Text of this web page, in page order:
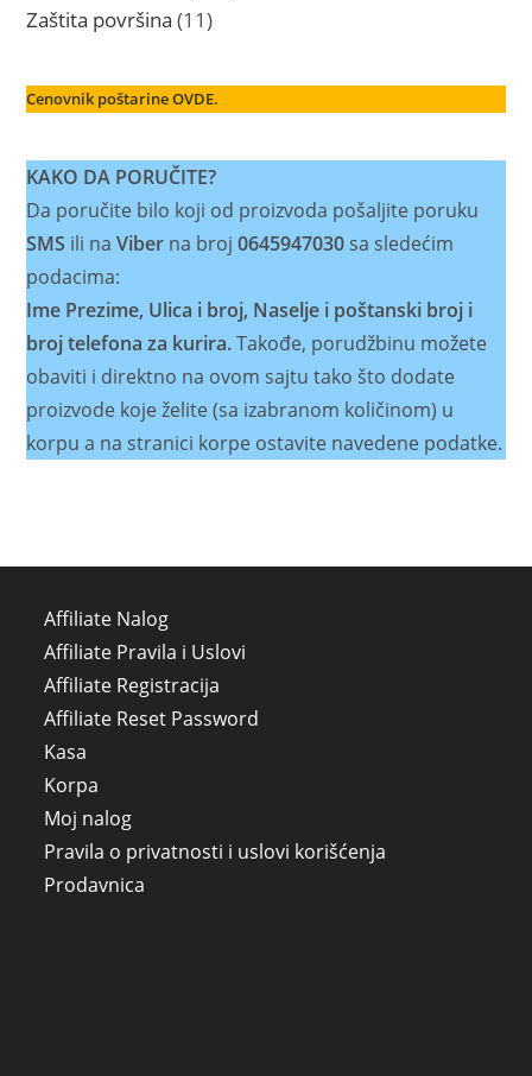
Zaštita površina 1111
Cenovnik poštarine OVDE.
KAKO DA PORUČITE?
Da poručite bilo koji od proizvoda pošaljite poruku
SMS ili naViber na broj0645947030sa sledećim
podacima:
Ime Prezime, Ulica i broj, Naselje i poštanski broj i
broj telefona za kurira.Takođe, porudžbinu možete
obaviti i direktno na ovom sajtu tako što dodate
proizvode koje želite (sa izabranom količinom) u
korpu a na stranici korpe ostavite navedene podatke.
Affiliate Nalog
Affiliate Pravila i Uslovi
Affiliate Registracija
Affiliate Reset Password
Kasa
Korpa
Moj nalog
Pravila o privatnosti i uslovi korišćenja
Prodavnica